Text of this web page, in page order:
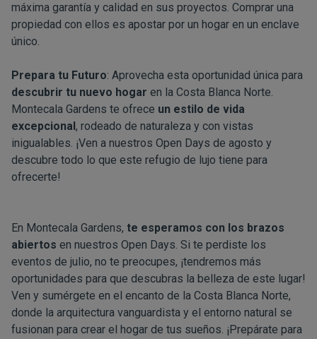
máxima garantía y calidad en sus proyectos. Comprar una
propiedad con ellos es apostar por un hogar en un enclave
único.
Prepara tu Futuro: Aprovecha esta oportunidad única para
descubrir tu nuevo hogar en la Costa Blanca Norte.
Montecala Gardens te ofrece un estilo de vida
excepcional, rodeado de naturaleza y con vistas
inigualables. ¡Ven a nuestros Open Days de agosto y
descubre todo lo que este refugio de lujo tiene para
ofrecerte!
En Montecala Gardens, te esperamos con los brazos
abiertos en nuestros Open Days. Si te perdiste los
eventos de julio, no te preocupes, ¡tendremos más
oportunidades para que descubras la belleza de este lugar!
Ven y sumérgete en el encanto de la Costa Blanca Norte,
donde la arquitectura vanguardista y el entorno natural se
fusionan para crear el hogar de tus sueños. ¡Prepárate para